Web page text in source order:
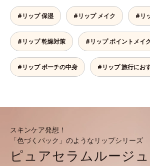
#リップ 保湿 #リップ メイク #リ
#リップ 乾燥対策 #リップ ポイントメイ
#リップ ポーチの中身 #リップ 旅行にお
スキンケア発想！
「色づくパック」のようなリップシリーズ
ピュアセラムルージュ